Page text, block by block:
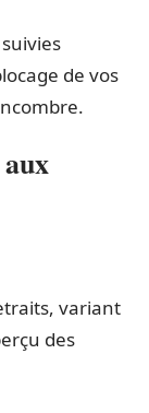
de vos
variant
des